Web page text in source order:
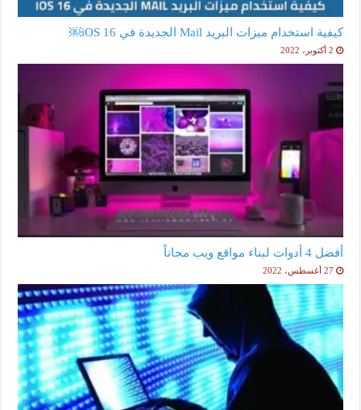
كيفية استخدام ميزات البريد Mail الجديدة في iOS 16￼
2 أكتوبر، 2022
أفضل 4 أدوات لبناء مواقع ويب مجاناً
27 أغسطس، 2022